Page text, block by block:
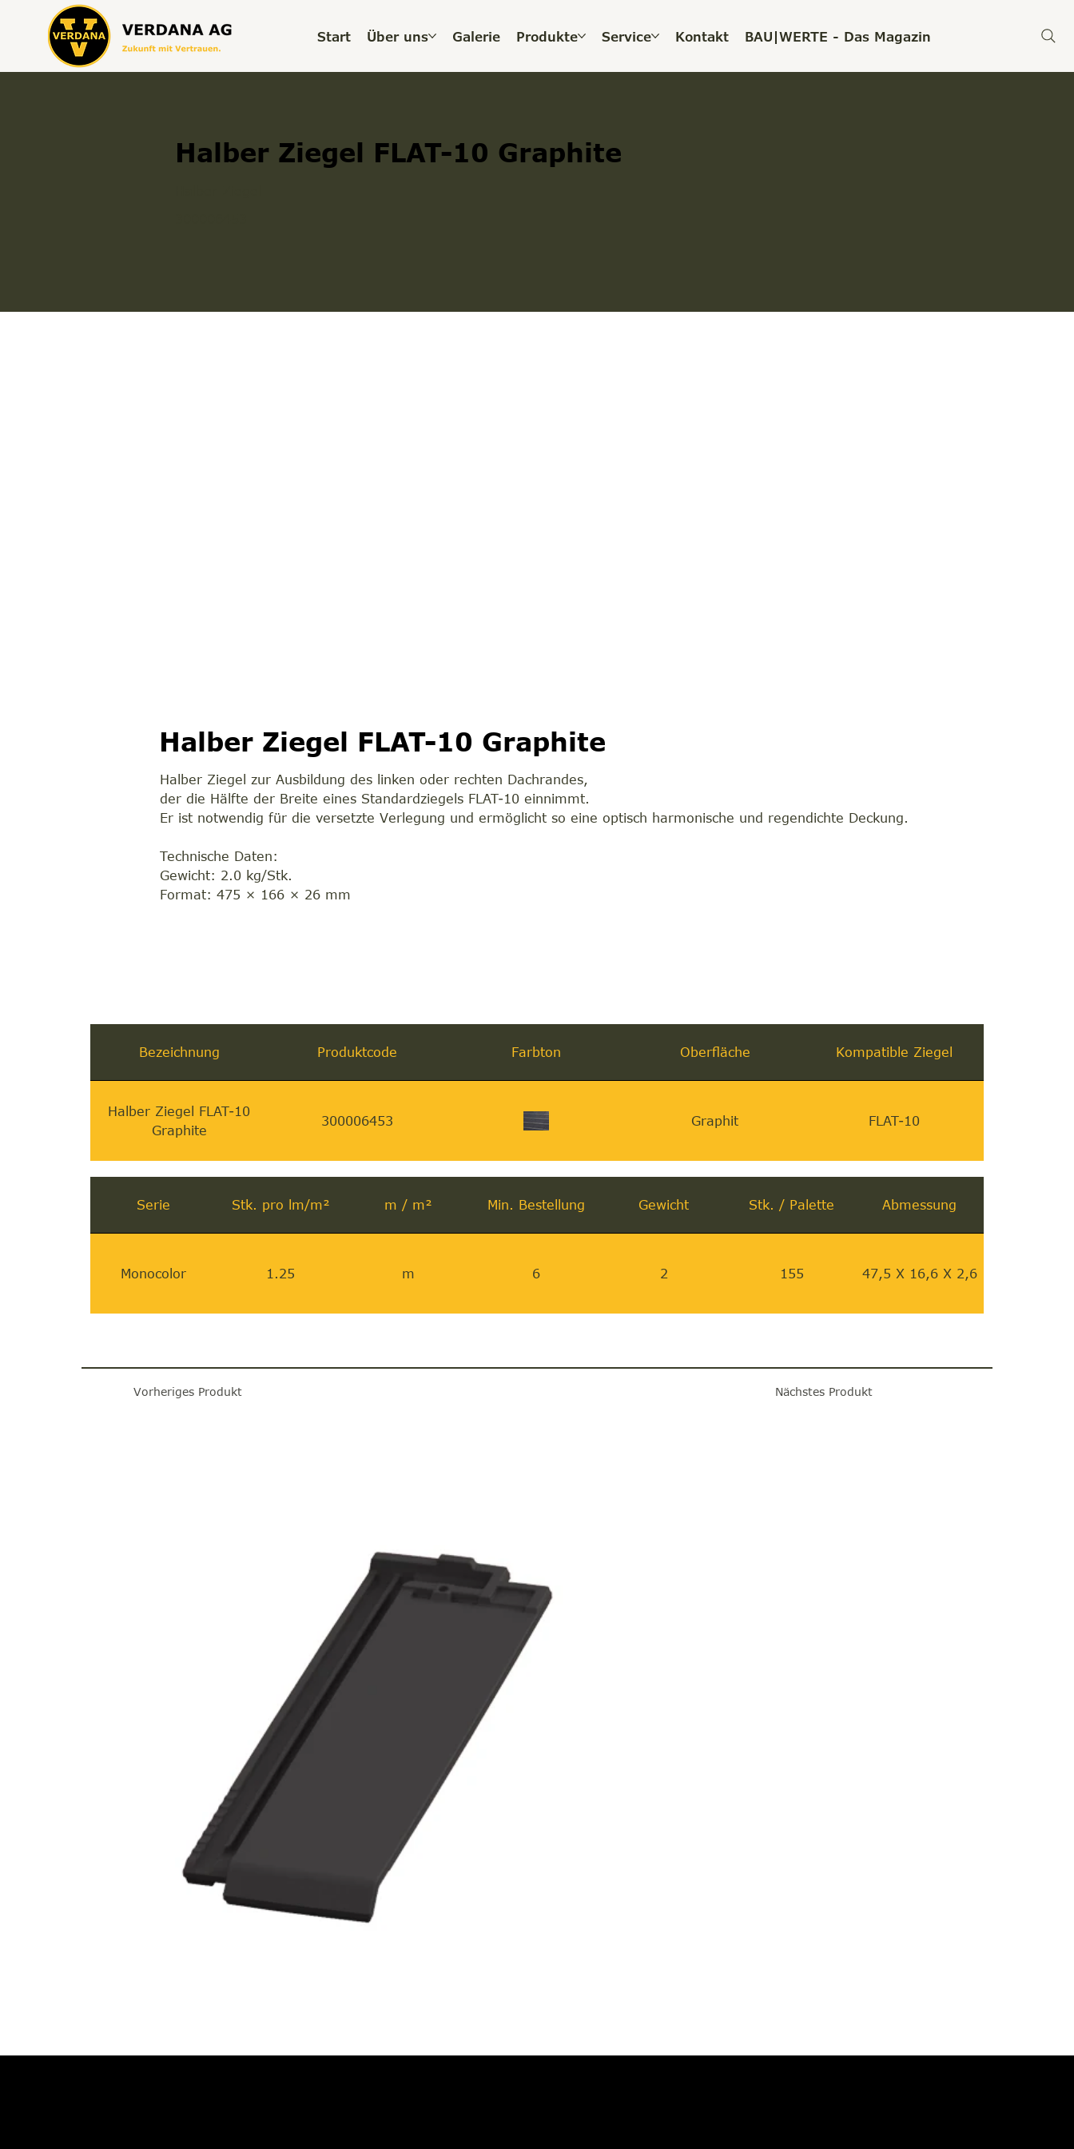
Start Über uns Galerie Produkte Service Kontakt BAU|WERTE - Das Magazin
Halber Ziegel FLAT-10 Graphite
Halber Ziegel FLAT-10 Graphite
Halber Ziegel zur Ausbildung des linken oder rechten Dachrandes,
der die Hälfte der Breite eines Standardziegels FLAT-10 einnimmt.
Er ist notwendig für die versetzte Verlegung und ermöglicht so eine optisch harmonische und regendichte Deckung.
Technische Daten:
Gewicht: 2.0 kg/Stk.
Format: 475 × 166 × 26 mm
Bezeichnung Produktcode Farbton Oberfläche Kompatible Ziegel
Halber Ziegel FLAT-10
Graphite
300006453 Graphit FLAT-10
Serie Stk. pro lm/m² m / m² Min. Bestellung Gewicht Stk. / Palette Abmessung
Monocolor 1.25 m 6 2 155 47,5 X 16,6 X 2,6
Vorheriges Produkt Nächstes Produkt